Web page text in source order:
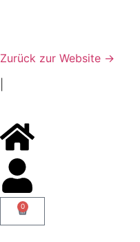
Zurück zur Website →
0